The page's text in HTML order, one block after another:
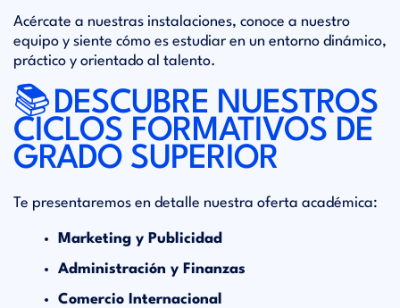
Acércate a nuestras instalaciones, conoce a nuestro
equipo y siente cómo es estudiar en un entorno dinámico,
práctico y orientado al talento.
📚DESCUBRE NUESTROS
CICLOS FORMATIVOS DE
GRADO SUPERIOR
Te presentaremos en detalle nuestra oferta académica:
Marketing y Publicidad
Administración y Finanzas
Comercio Internacional